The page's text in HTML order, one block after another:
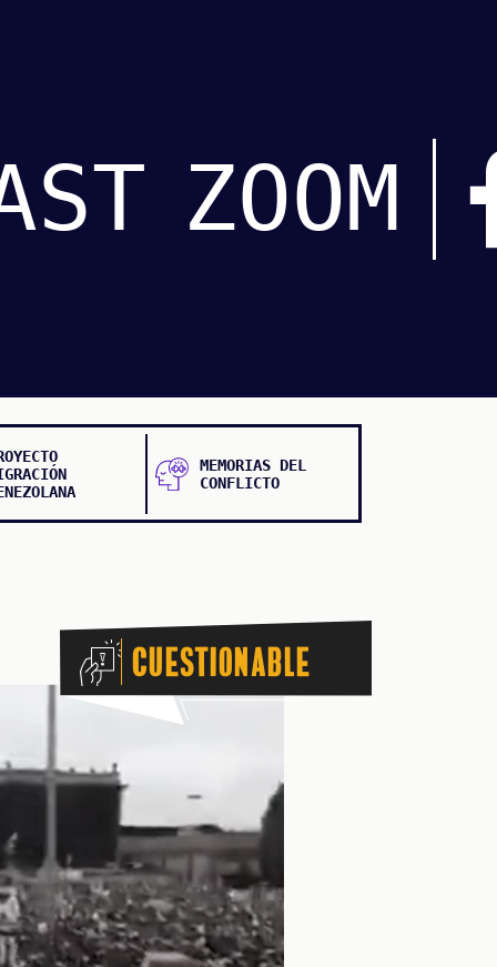
ZOOM
MEMORIAS DEL
CONFLICTO
Cuestionable